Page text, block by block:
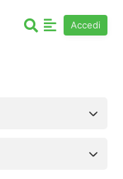
Accedi